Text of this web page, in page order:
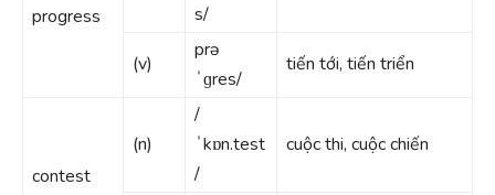
progress
s/
(v)
prə
ˈɡres/
tiến tới, tiến triển
contest
(n)
/
ˈkɒn.test
/
cuộc thi, cuộc chiến